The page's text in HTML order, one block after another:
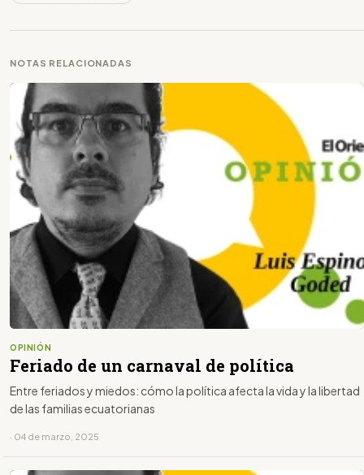
NOTAS RELACIONADAS
OPINIÓN
Feriado de un carnaval de política
Entre feriados y miedos: cómo la política afecta la vida y la libertad
de las familias ecuatorianas
· 04 de marzo, 2025